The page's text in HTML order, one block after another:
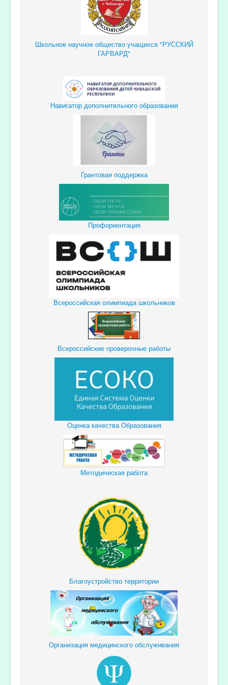
Школьное научное общество учащихся "РУССКИЙ
ГАРВАРД"
Навигатор дополнительного образования
Грантовая поддержка
Профориентация
Всероссийская олимпиада школьников
Всероссийские проверочные работы
Оценка качества Образования
Методическая работа
Благоустройство территории
Организация медицинского обслуживания